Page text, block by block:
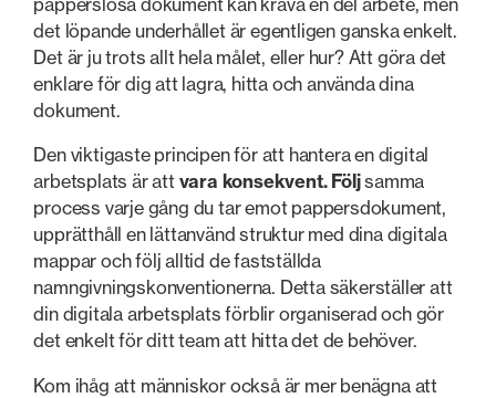
det löpande underhållet är egentligen ganska enkelt.
Det är ju trots allt hela målet, eller hur? Att göra det
enklare för dig att lagra, hitta och använda dina
dokument.
Den viktigaste principen för att hantera en digital
arbetsplats är att vara konsekvent. Följsamma
process varje gång du tar emot pappersdokument,
upprätthåll en lättanvänd struktur med dina digitala
mappar och följ alltid de fastställda
namngivningskonventionerna. Detta säkerställer att
din digitala arbetsplats förblir organiserad och gör
det enkelt för ditt team att hitta det de behöver.
Kom ihåg att människor också är mer benägna att